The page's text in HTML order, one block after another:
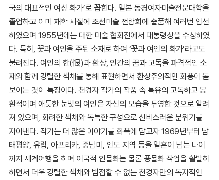
국의 대표적인 여성 화가’로 꼽힌다. 일본 동경여자미술전문대학을
졸업하고 이미 재학 시절에 조선미술 전람회에 출품해 여러번 입선
하였으며 1955년에는 대한 미술 협회전에서 대통령상을 수상하였
다. 특히, 꽃과 여인을 주된 소재로 하여 ‘꽃과 여인의 화가’라고도
불려진다. 여인의 한(恨)과 환상, 인간의 꿈과 고독을 파격적인 소
재와 함께 강렬한 색채를 통해 표현하면서 환상주의적인 화풍이 돋
보이는 것이 특징이다. 천경자 작가의 작품 속 특유의 고독하고 몽
환적이며 애틋한 눈빛의 여인은 자신의 모습을 투영한 것으로 알려
져 있으며, 화려한 색채와 독특한 구성으로 신비스러운 분위기를
자아낸다. 작가는 더 많은 이야기를 화폭에 담고자 1969년부터 남
태평양, 유럽, 아프리카, 중남미, 인도 지역 등을 일흔이 넘는 나이
까지 세계여행을 하며 이국적 인물화는 물론 풍물화 작업을 활발히
하면서 더욱 강렬한 색채와 범접할 수 없는 천경자만의 독자적인